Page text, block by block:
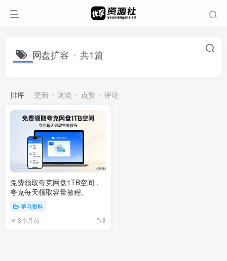
网盘扩容 共1篇
排序 更新 浏览 点赞 评论
免费领取夸克网盘1TB空间，
夸克每天领取容量教程。
学习资料
3个月前 8